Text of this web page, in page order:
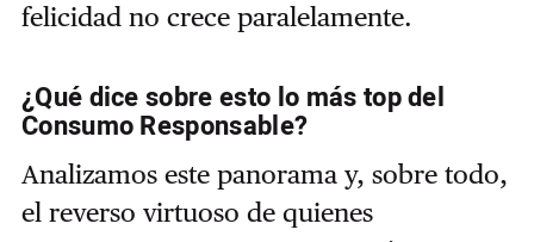
felicidad no crece paralelamente.
¿Qué dice sobre esto lo más top del
Consumo Responsable?
Analizamos este panorama y, sobre todo,
el reverso virtuoso de quienes